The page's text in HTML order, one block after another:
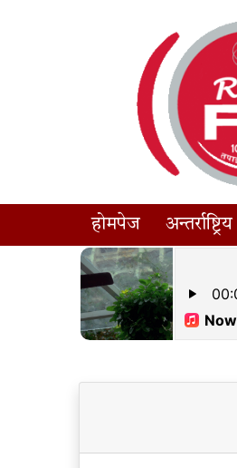
होमपेज अन्तर्राष्ट्रिय